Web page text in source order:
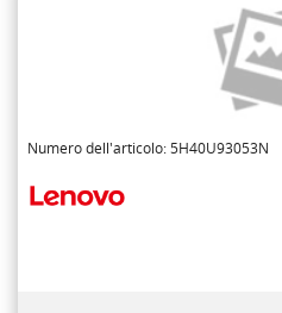
Numero dell'articolo: 5H40U93053N